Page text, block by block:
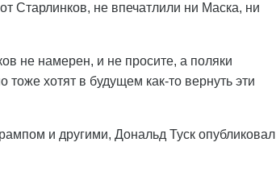
Старлинков, не впечатлили ни Маска, ни
не намерен, и не просите, а поляки
тоже хотят в будущем как-то вернуть эти
и другими, Дональд Туск опубликовал